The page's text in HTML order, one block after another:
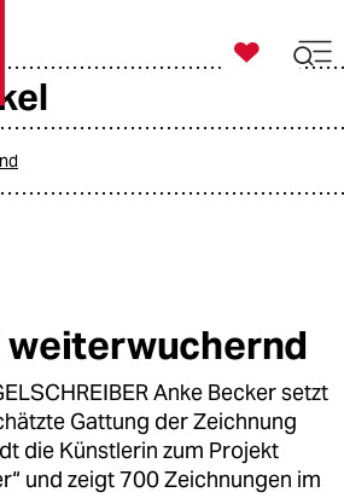
taz zahl ich

taz zahl ich
Anke Becker setzt
Gattung der Zeichnung
die Künstlerin zum Projekt
und zeigt 700 Zeichnungen im